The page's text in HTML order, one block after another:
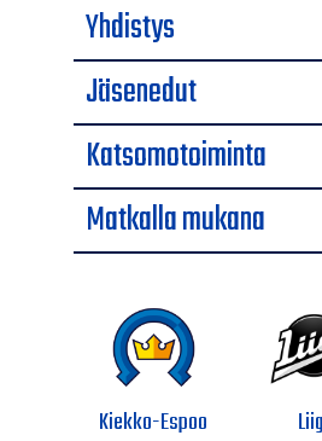
Yhdistys
Jäsenedut
Katsomotoiminta
Matkalla mukana
Kiekko-Espoo